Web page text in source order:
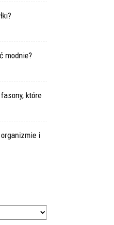
modnie?
które
i